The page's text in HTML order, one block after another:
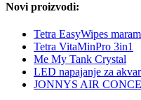
Novi proizvodi:
Tetra EasyWipes
Tetra VitaMinPro 3in1
Me My Tank Crystal
LED napajanje za
JONNYS AIR